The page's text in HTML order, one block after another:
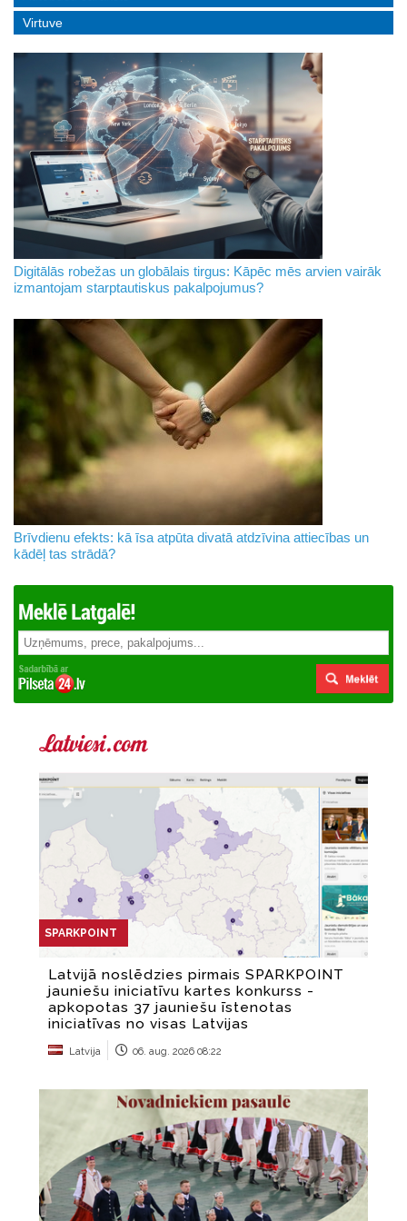
Virtuve
Digitālās robežas un globālais tirgus: Kāpēc mēs arvien vairāk
izmantojam starptautiskus pakalpojumus?
Brīvdienu efekts: kā īsa atpūta divatā atdzīvina attiecības un
kādēļ tas strādā?